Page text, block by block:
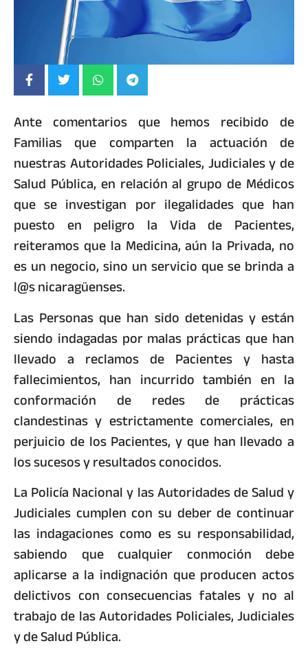
Ante comentarios que hemos recibido de
Familias que comparten la actuación de
nuestras Autoridades Policiales, Judiciales y de
Salud Pública, en relación al grupo de Médicos
que se investigan por ilegalidades que han
puesto en peligro la Vida de Pacientes,
reiteramos que la Medicina, aún la Privada, no
es un negocio, sino un servicio que se brinda a
l@s nicaragüenses.
Las Personas que han sido detenidas y están
siendo indagadas por malas prácticas que han
llevado a reclamos de Pacientes y hasta
fallecimientos, han incurrido también en la
conformación de redes de prácticas
clandestinas y estrictamente comerciales, en
perjuicio de los Pacientes, y que han llevado a
los sucesos y resultados conocidos.
La Policía Nacional y las Autoridades de Salud y
Judiciales cumplen con su deber de continuar
las indagaciones como es su responsabilidad,
sabiendo que cualquier conmoción debe
aplicarse a la indignación que producen actos
delictivos con consecuencias fatales y no al
trabajo de las Autoridades Policiales, Judiciales
y de Salud Pública.